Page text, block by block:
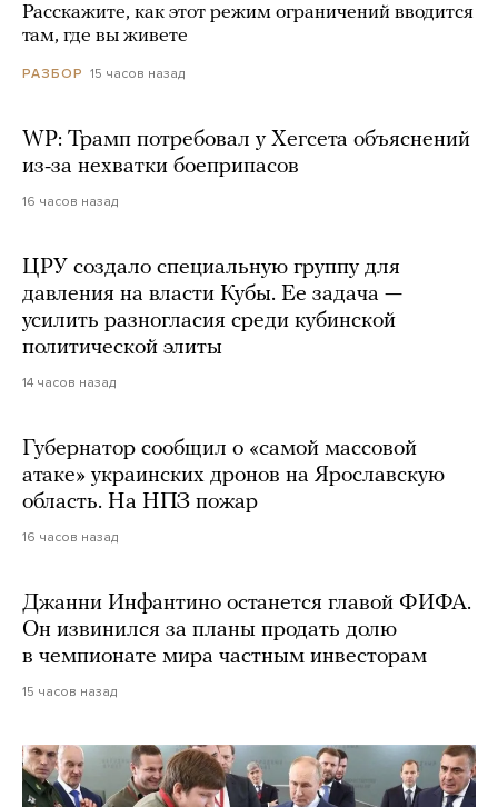
Расскажите, как этот режим ограничений вводится
там, где вы живете
РАЗБОР 15 часов назад
WP: Трамп потребовал у Хегсета объяснений
из-за нехватки боеприпасов
16 часов назад
ЦРУ создало специальную группу для
давления на власти Кубы. Ее задача —
усилить разногласия среди кубинской
политической элиты
14 часов назад
Губернатор сообщил о «самой массовой
атаке» украинских дронов на Ярославскую
область. На НПЗ пожар
16 часов назад
Джанни Инфантино останется главой ФИФА.
Он извинился за планы продать долю
в чемпионате мира частным инвесторам
15 часов назад